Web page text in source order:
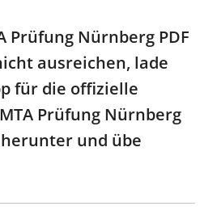
Prüfung Nürnberg PDF
ausreichen, lade
für die offizielle
Prüfung Nürnberg
und übe